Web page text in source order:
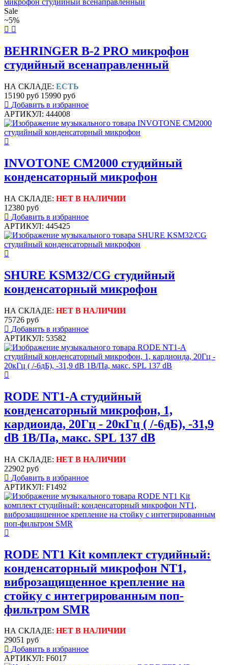
Sale
~5%
BEHRINGER B-2 PRO микрофон
студийный всенаправленный
НА СКЛАДЕ: ЕСТЬ
15190 руб 15990 руб
Добавить в избранное
АРТИКУЛ: 444008
INVOTONE CM2000 студийный
конденсаторный микрофон
НА СКЛАДЕ: НЕТ В НАЛИЧИИ
12380 руб
Добавить в избранное
АРТИКУЛ: 445425
SHURE KSM32/CG студийный
конденсаторный микрофон
НА СКЛАДЕ: НЕТ В НАЛИЧИИ
75726 руб
Добавить в избранное
АРТИКУЛ: 53582
RODE NT1-A студийный
конденсаторный микрофон, 1,
кардиоида, 20Гц - 20кГц ( /-6дБ), -31,9
dB 1В/Па, макс. SPL 137 dB
НА СКЛАДЕ: НЕТ В НАЛИЧИИ
22902 руб
Добавить в избранное
АРТИКУЛ: F1492
RODE NT1 Kit комплект студийный:
конденсаторный микрофон NT1,
виброзащищенное крепление на
стойку с интегрированным поп-
фильтром SMR
НА СКЛАДЕ: НЕТ В НАЛИЧИИ
29051 руб
Добавить в избранное
АРТИКУЛ: F6017